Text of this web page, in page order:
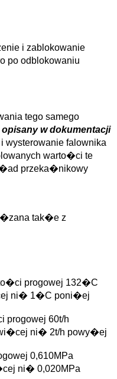
i zablokowanie
po odblokowaniu
tego samego
w dokumentacji
falownika
warto�ci te
przeka�nikowy
tak�e z
progowej 132�C
ni� 1�C poni�ej
progowej 60t/h
ni� 2t/h powy�ej
0,610MPa
ni� 0,020MPa